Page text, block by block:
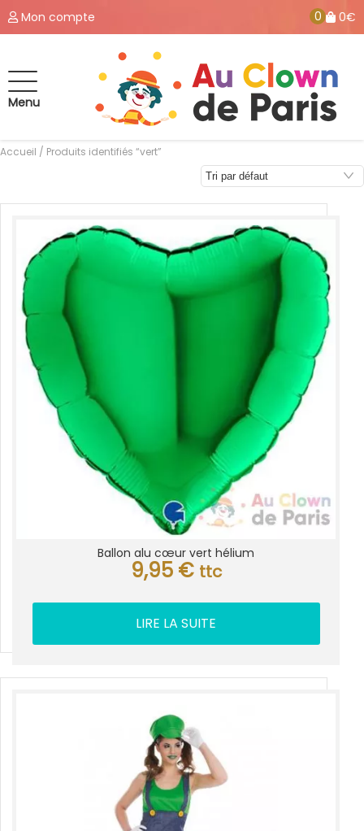
Mon compte 0 0€
Menu
Accueil / Produits identifiés “vert”
Ballon alu cœur vert hélium
9,95 € ttc
LIRE LA SUITE